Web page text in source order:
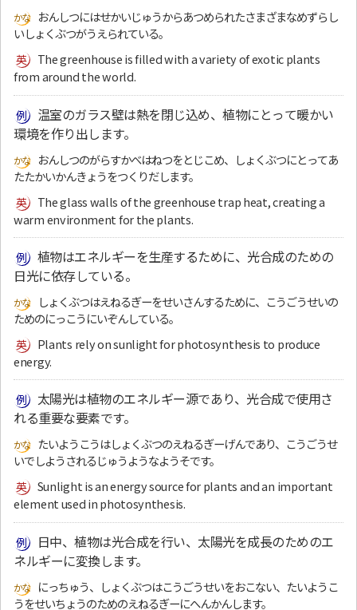
おんしつにはせかいじゅうからあつめられたさまざまなめずらし
いしょくぶつがうえられている。
The greenhouse is filled with a variety of exotic plants
from around the world.
温室のガラス壁は熱を閉じ込め、植物にとって暖かい
環境を作り出します。
おんしつのがらすかべはねつをとじこめ、しょくぶつにとってあ
たたかいかんきょうをつくりだします。
The glass walls of the greenhouse trap heat, creating a
warm environment for the plants.
植物はエネルギーを生産するために、光合成のための
日光に依存している。
しょくぶつはえねるぎーをせいさんするために、こうごうせいの
ためのにっこうにいぞんしている。
Plants rely on sunlight for photosynthesis to produce
energy.
太陽光は植物のエネルギー源であり、光合成で使用さ
れる重要な要素です。
たいようこうはしょくぶつのえねるぎーげんであり、こうごうせ
いでしようされるじゅうようなようそです。
Sunlight is an energy source for plants and an important
element used in photosynthesis.
日中、植物は光合成を行い、太陽光を成長のためのエ
ネルギーに変換します。
にっちゅう、しょくぶつはこうごうせいをおこない、たいようこ
うをせいちょうのためのえねるぎーにへんかんします。